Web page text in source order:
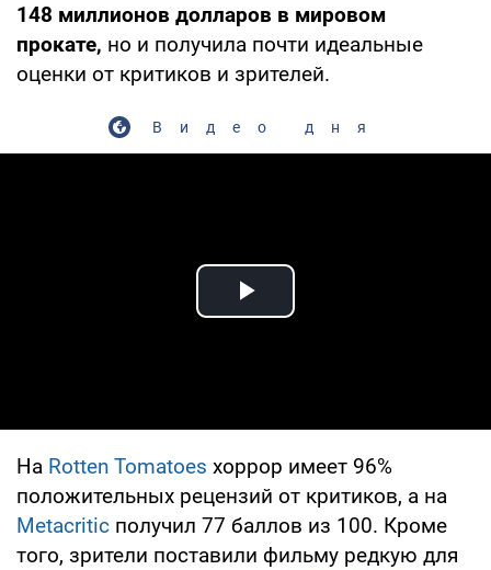
148 миллионов долларов в мировом
прокате, но и получила почти идеальные
оценки от критиков и зрителей.
Видео дня
Play Video
На Rotten Tomatoes хоррор имеет 96%
положительных рецензий от критиков, а на
Metacritic получил 77 баллов из 100. Кроме
того, зрители поставили фильму редкую для